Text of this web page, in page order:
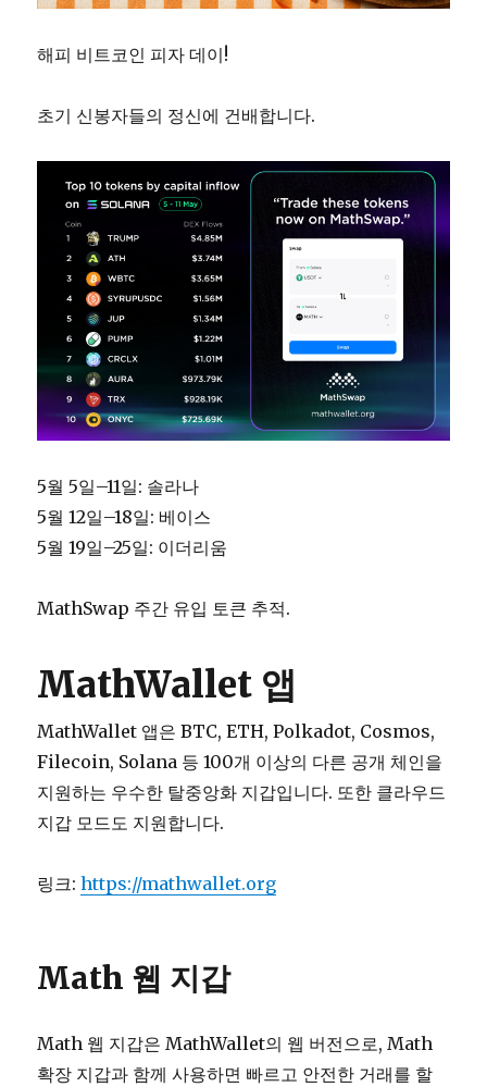
해피 비트코인 피자 데이!
초기 신봉자들의 정신에 건배합니다.
5월 5일–11일: 솔라나
5월 12일–18일: 베이스
5월 19일–25일: 이더리움
MathSwap 주간 유입 토큰 추적.
MathWallet 앱
MathWallet 앱은 BTC, ETH, Polkadot, Cosmos,
Filecoin, Solana 등 100개 이상의 다른 공개 체인을
지원하는 우수한 탈중앙화 지갑입니다. 또한 클라우드
지갑 모드도 지원합니다.
링크:https://mathwallet.org
Math 웹 지갑
Math 웹 지갑은 MathWallet의 웹 버전으로, Math
확장 지갑과 함께 사용하면 빠르고 안전한 거래를 할